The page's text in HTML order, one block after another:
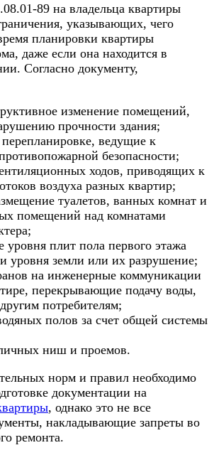
89 на владельца квартиры
указывающих, чего
планировки квартиры
даже если она находится в
Согласно документу,
изменение помещений,
прочности здания;
ведущие к
безопасности;
ходов, приводящих к
воздуха разных квартир;
туалетов, ванных комнат и
помещений над комнатами
уровня плит пола первого этажа
уровня земли или их разрушение;
на инженерные коммуникации
перекрывающие подачу воды,
потребителям;
полов за счет общей системы
ниш и проемов.
норм и правил необходимо
документации на
, однако это не все
накладывающие запреты во
ремонта.